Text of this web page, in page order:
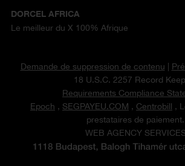
DORCEL AFRICA
Le meilleur du X 100% Afrique
Demande de suppression de contenu
18 U.S.C. 2257 Record
Requirements Compliance
Epoch , SEGPAYEU.COM , Centrobill ,
prestataires de paiement.
WEB AGENCY